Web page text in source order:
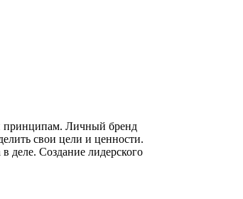
принципам. Личный бренд
свои цели и ценности.
деле. Создание лидерского